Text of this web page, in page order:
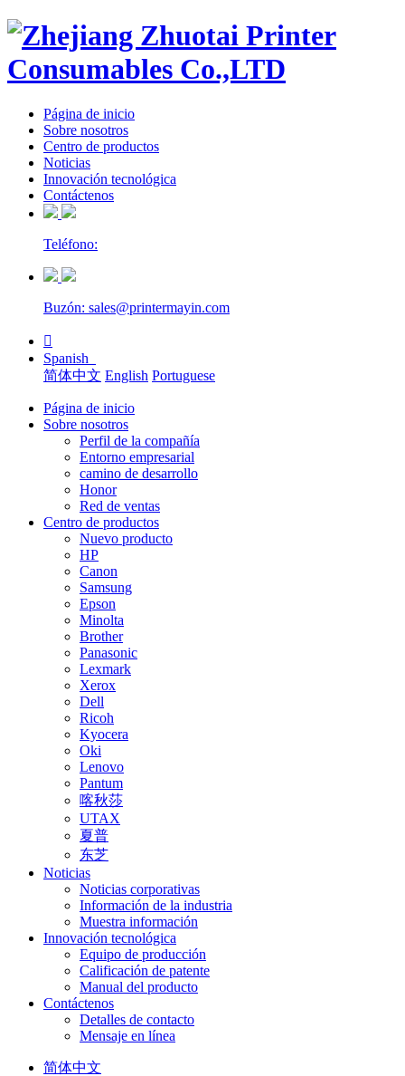
Página de inicio
Sobre nosotros
Centro de productos
Noticias
Innovación tecnológica
Contáctenos
Teléfono:
Buzón: sales@printermayin.com

Spanish
简体中文 English Portuguese
Página de inicio
Sobre nosotros
Perfil de la compañía
Entorno empresarial
camino de desarrollo
Honor
Red de ventas
Centro de productos
Nuevo producto
HP
Canon
Samsung
Epson
Minolta
Brother
Panasonic
Lexmark
Xerox
Dell
Ricoh
Kyocera
Oki
Lenovo
Pantum
喀秋莎
UTAX
夏普
东芝
Noticias
Noticias corporativas
Información de la industria
Muestra información
Innovación tecnológica
Equipo de producción
Calificación de patente
Manual del producto
Contáctenos
Detalles de contacto
Mensaje en línea
简体中文